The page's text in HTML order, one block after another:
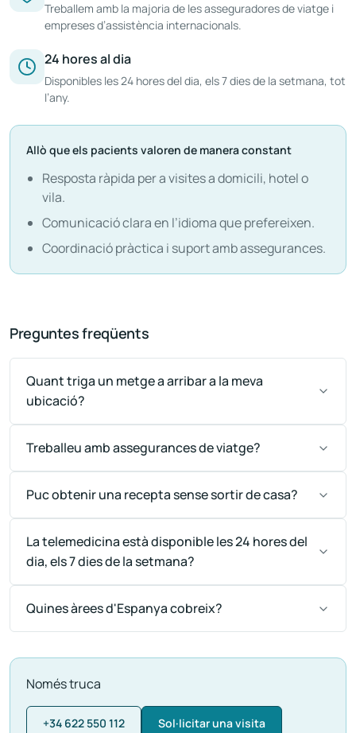
Treballem amb la majoria de les asseguradores de viatge i
empreses d’assistència internacionals.
24 hores al dia
Disponibles les 24 hores del dia, els 7 dies de la setmana, tot
l’any.
Allò que els pacients valoren de manera constant
Resposta ràpida per a visites a domicili, hotel o
vila.
Comunicació clara en l’idioma que prefereixen.
Coordinació pràctica i suport amb assegurances.
Preguntes freqüents
Quant triga un metge a arribar a la meva
ubicació?
Treballeu amb assegurances de viatge?
Puc obtenir una recepta sense sortir de casa?
La telemedicina està disponible les 24 hores del
dia, els 7 dies de la setmana?
Quines àrees d'Espanya cobreix?
Només truca
+34 622 550 112 Sol·licitar una visita